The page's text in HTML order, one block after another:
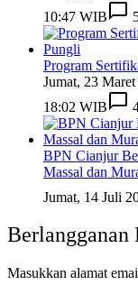
10:47 WIB
Program
Jumat, 23
18:02 WIB
BPN Cianjur
Massal dan
Jumat, 14 Juli
Masukkan alamat